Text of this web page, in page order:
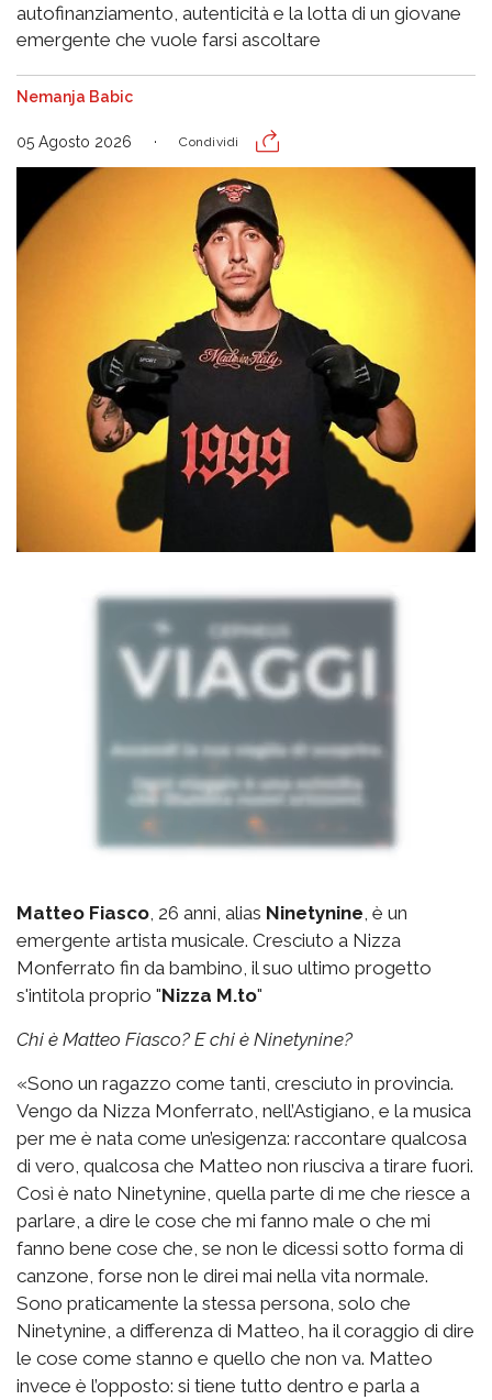
autofinanziamento, autenticità e la lotta di un giovane
emergente che vuole farsi ascoltare
Nemanja Babic
05 Agosto 2026 Condividi
Matteo Fiasco , 26 anni, alias Ninetynine , è un
emergente artista musicale. Cresciuto a Nizza
Monferrato fin da bambino, il suo ultimo progetto
s'intitola proprio "Nizza M.to"
Chi è Matteo Fiasco? E chi è Ninetynine?
«Sono un ragazzo come tanti, cresciuto in provincia.
Vengo da Nizza Monferrato, nell’Astigiano, e la musica
per me è nata come un’esigenza: raccontare qualcosa
di vero, qualcosa che Matteo non riusciva a tirare fuori.
Così è nato Ninetynine, quella parte di me che riesce a
parlare, a dire le cose che mi fanno male o che mi
fanno bene cose che, se non le dicessi sotto forma di
canzone, forse non le direi mai nella vita normale.
Sono praticamente la stessa persona, solo che
Ninetynine, a differenza di Matteo, ha il coraggio di dire
le cose come stanno e quello che non va. Matteo
invece è l’opposto: si tiene tutto dentro e parla a